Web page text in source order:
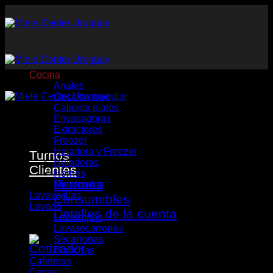
al
Turnos
Clientes
Partners
Consumibles
Detalles de la cuenta
Cocina
Anafes
Cocción modular
Calienta platos
Envasadoras
Extractores
Freezer
Heladera y Freezer
Heladeras
Hornos
Microondas
Lavavajillas
Lavado
Lavarropas
Lavasecarropas
Secarropas
Planchas
Cafeteras